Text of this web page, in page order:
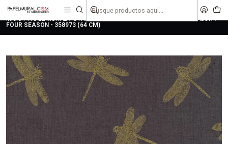
liquidaciones
Inicio PAPEL MURAL OTRAS COLECCIONES
FOUR SEASON
FOUR SEASON - 358973 (64 CM)